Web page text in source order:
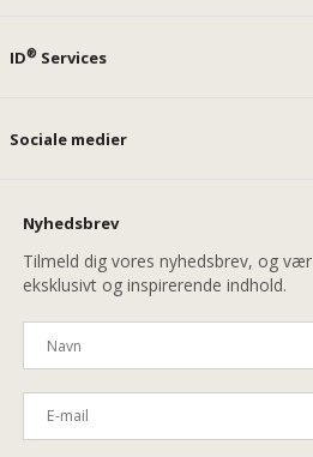
ID® Services
Sociale medier
Nyhedsbrev
Tilmeld dig vores nyhedsbrev, og
eksklusivt og inspirerende indhold.